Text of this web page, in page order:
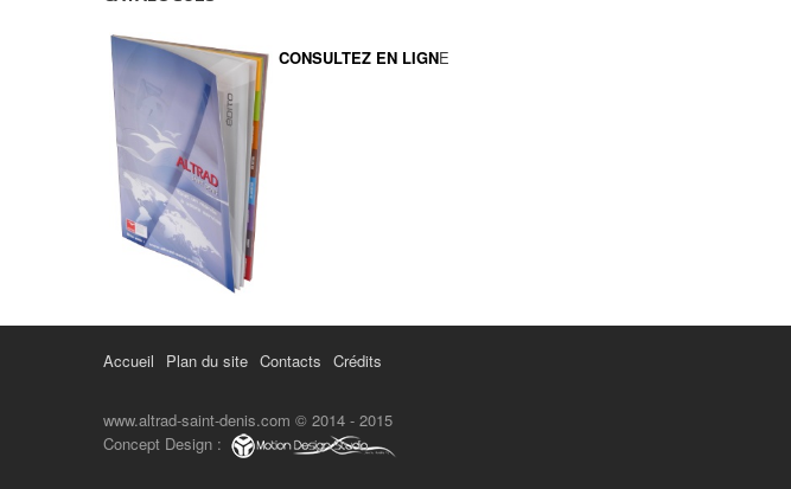
CONSULTEZ EN LIGNE
Accueil Plan du site Contacts Crédits
www.altrad-saint-denis.com © 2014 - 2015
Concept Design :